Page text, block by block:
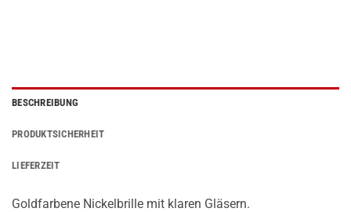
BESCHREIBUNG
PRODUKTSICHERHEIT
LIEFERZEIT
Goldfarbene Nickelbrille mit klaren Gläsern.